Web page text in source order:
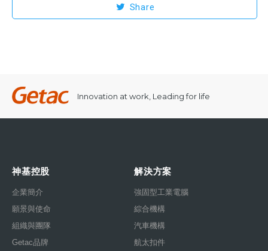
Share
Innovation at work, Leading for life
神基控股
企業簡介
願景與使命
組織與團隊
Getac品牌
解決方案
強固型工業電腦
綜合機構
汽車機構
航太扣件